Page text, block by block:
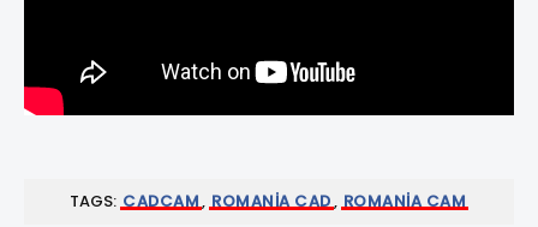
TAGS: CADCAM, ROMANIA CAD, ROMANIA CAM